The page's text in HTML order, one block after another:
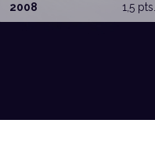
2008 1,5 pts.